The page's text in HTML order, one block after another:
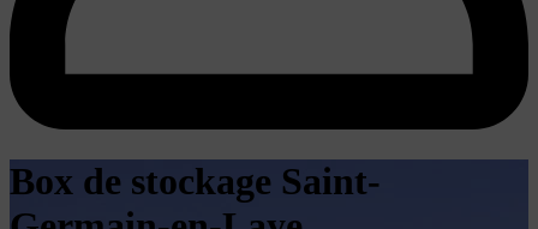
Box de stockage Saint-